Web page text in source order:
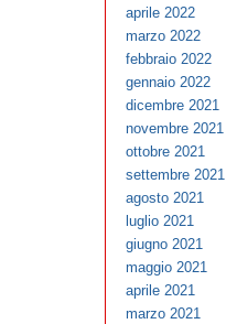
aprile 2022
marzo 2022
febbraio 2022
gennaio 2022
dicembre 2021
novembre 2021
ottobre 2021
settembre 2021
agosto 2021
luglio 2021
giugno 2021
maggio 2021
aprile 2021
marzo 2021